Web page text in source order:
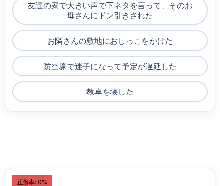
友達の家で大きい声で下ネタを言って、そのお
母さんにドン引きされた
お隣さんの敷地におしっこをかけた
防空壕で迷子になって予定が遅延した
教卓を壊した
正解率: 0%